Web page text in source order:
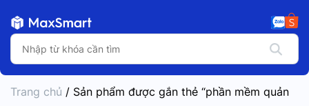
Trang chủ / Sản phẩm được gắn thẻ “phần mềm quản